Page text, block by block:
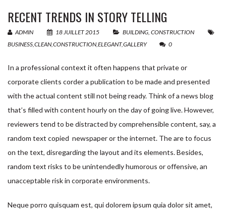
RECENT TRENDS IN STORY TELLING
ADMIN 18 JUILLET 2015 BUILDING, CONSTRUCTION
BUSINESS,CLEAN,CONSTRUCTION,ELEGANT,GALLERY 0
In a professional context it often happens that private or
corporate clients corder a publication to be made and presented
with the actual content still not being ready. Think of a news blog
that’s filled with content hourly on the day of going live. However,
reviewers tend to be distracted by comprehensible content, say, a
random text copied newspaper or the internet. The are to focus
on the text, disregarding the layout and its elements. Besides,
random text risks to be unintendedly humorous or offensive, an
unacceptable risk in corporate environments.
Neque porro quisquam est, qui dolorem ipsum quia dolor sit amet,